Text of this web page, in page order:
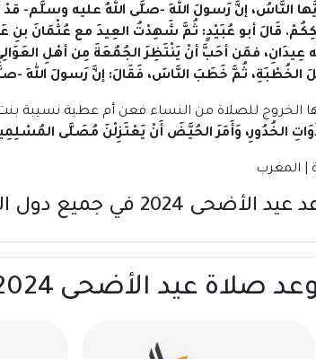
النَّاسُ، إنَّ رَسولَ اللهِ -صلَّى اللهُ عليه وسلَّم-
قَالَ أبو عُبَيْدٍ: ثُمَّ شَهِدْتُ العِيدَ مع عُثْمَانَ
عِيدَانِ، فمَن أحَبَّ أنْ يَنْتَظِرَ الجُمُعَةَ مِن أهْلِ
ثُمَّ خَطَبَ النَّاسَ، فَقَالَ: إنَّ رَسولَ اللهِ -
الخروج للصلاة من النساء فعن أم عطية نسيبة
الخُدُورِ، وَأَمَرَ الحُيَّضَ أَنْ يَعْتَزِلْنَ مُصَلَّى
في جميع دول العالم
2024 في القنيطرة | المغرب